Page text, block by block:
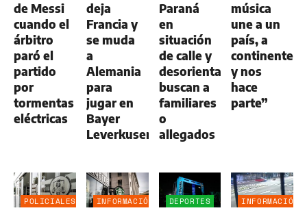
de Messi
cuando el
árbitro
paró el
partido
por
tormentas
eléctricas
deja
Francia y
se muda
a
Alemania
para
jugar en
Bayer
Leverkusen
Paraná
en
situación
de calle y
desorientada:
buscan a
familiares
o
allegados
música
une a un
país, a
continentes
y nos
hace
parte”
POLICIALES
INFORMACIÓN
DEPORTES
INFORMACIÓN